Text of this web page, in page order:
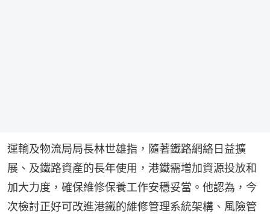
運輸及物流局局長林世雄指，隨著鐵路網絡日益擴
展、及鐵路資產的長年使用，港鐵需增加資源投放和
加大力度，確保維修保養工作安穩妥當。他認為，今
次檢討正好可改進港鐵的維修管理系統架構、風險管